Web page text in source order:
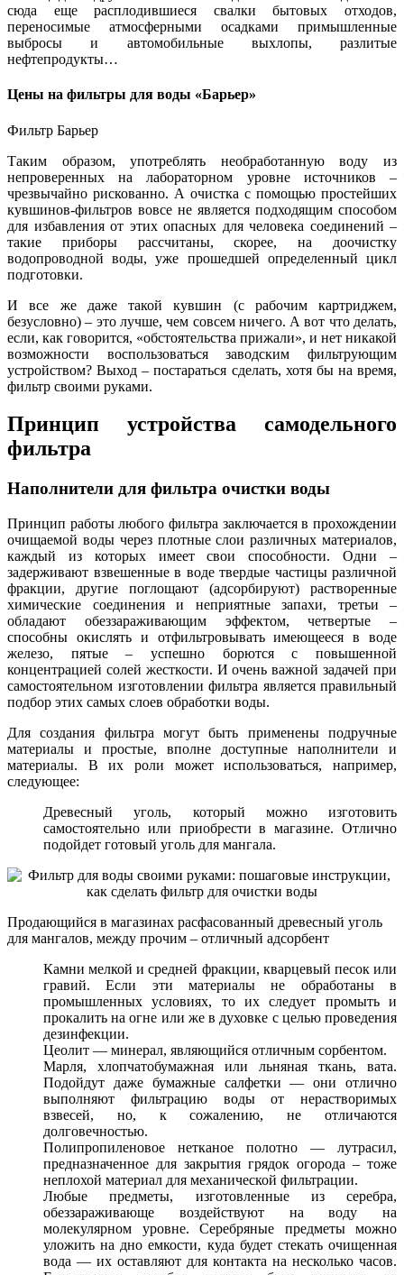
сюда еще расплодившиеся свалки бытовых отходов,
переносимые атмосферными осадками примышленные
выбросы и автомобильные выхлопы, разлитые
нефтепродукты…
Цены на фильтры для воды «Барьер»
Фильтр Барьер
Таким образом, употреблять необработанную воду из
непроверенных на лабораторном уровне источников –
чрезвычайно рискованно. А очистка с помощью простейших
кувшинов-фильтров вовсе не является подходящим способом
для избавления от этих опасных для человека соединений –
такие приборы рассчитаны, скорее, на доочистку
водопроводной воды, уже прошедшей определенный цикл
подготовки.
И все же даже такой кувшин (с рабочим картриджем,
безусловно) – это лучше, чем совсем ничего. А вот что делать,
если, как говорится, «обстоятельства прижали», и нет никакой
возможности воспользоваться заводским фильтрующим
устройством? Выход – постараться сделать, хотя бы на время,
фильтр своими руками.
Принцип устройства самодельного
фильтра
Наполнители для фильтра очистки воды
Принцип работы любого фильтра заключается в прохождении
очищаемой воды через плотные слои различных материалов,
каждый из которых имеет свои способности. Одни –
задерживают взвешенные в воде твердые частицы различной
фракции, другие поглощают (адсорбируют) растворенные
химические соединения и неприятные запахи, третьи –
обладают обеззараживающим эффектом, четвертые –
способны окислять и отфильтровывать имеющееся в воде
железо, пятые – успешно борются с повышенной
концентрацией солей жесткости. И очень важной задачей при
самостоятельном изготовлении фильтра является правильный
подбор этих самых слоев обработки воды.
Для создания фильтра могут быть применены подручные
материалы и простые, вполне доступные наполнители и
материалы. В их роли может использоваться, например,
следующее:
Древесный уголь, который можно изготовить
самостоятельно или приобрести в магазине. Отлично
подойдет готовый уголь для мангала.
Продающийся в магазинах расфасованный древесный уголь
для мангалов, между прочим – отличный адсорбент
Камни мелкой и средней фракции, кварцевый песок или
гравий. Если эти материалы не обработаны в
промышленных условиях, то их следует промыть и
прокалить на огне или же в духовке с целью проведения
дезинфекции.
Цеолит — минерал, являющийся отличным сорбентом.
Марля, хлопчатобумажная или льняная ткань, вата.
Подойдут даже бумажные салфетки — они отлично
выполняют фильтрацию воды от нерастворимых
взвесей, но, к сожалению, не отличаются
долговечностью.
Полипропиленовое нетканое полотно — лутрасил,
предназначенное для закрытия грядок огорода – тоже
неплохой материал для механической фильтрации.
Любые предметы, изготовленные из серебра,
обеззараживающе воздействуют на воду на
молекулярном уровне. Серебряные предметы можно
уложить на дно емкости, куда будет стекать очищенная
вода — их оставляют для контакта на несколько часов.